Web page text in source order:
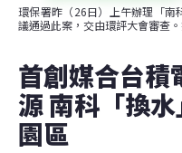
環保署昨（26日）上午辦理「南
議通過此案，交由環評大會審查
首創媒合台積
源 南科「換
園區